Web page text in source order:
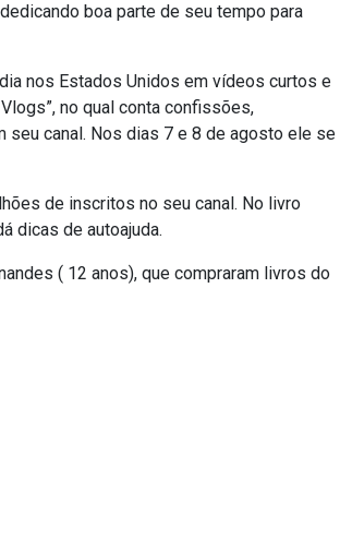
boa parte de seu tempo para
nos Estados Unidos em vídeos curtos e
no qual conta confissões,
seu canal. Nos dias 7 e 8 de agosto ele se
de inscritos no seu canal. No livro
dicas de autoajuda.
( 12 anos), que compraram livros do